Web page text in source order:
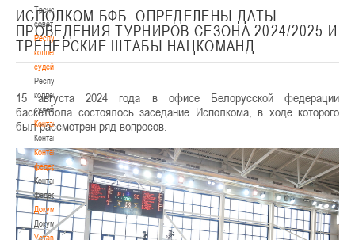
Тренерский
совет
Республиканская
коллегия
судей
Республиканская
коллегия
судей
Контакты
Контакты
Контакты
федерации
Контакты
федерации
Документы
Документы
Устав
ИСПОЛКОМ БФБ. ОПРЕДЕЛЕНЫ ДАТЫ
ПРОВЕДЕНИЯ ТУРНИРОВ СЕЗОНА 2024/2025 И
ТРЕНЕРСКИЕ ШТАБЫ НАЦКОМАНД
15 августа 2024 года в офисе Белорусской федерации
баскетбола состоялось заседание Исполкома, в ходе которого
был рассмотрен ряд вопросов.